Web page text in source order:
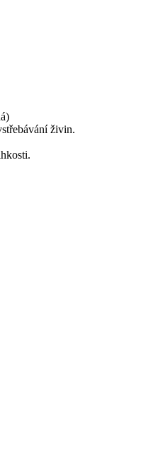
živin.